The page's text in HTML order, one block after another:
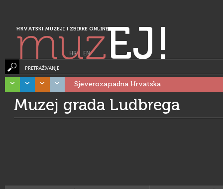
HRVATSKI MUZEJI I ZBIRKE ONLINE
muzEJ!
HR| EN
PRETRAŽIVANJE
Sjeverozapadna Hrvatska
Muzej grada Ludbrega